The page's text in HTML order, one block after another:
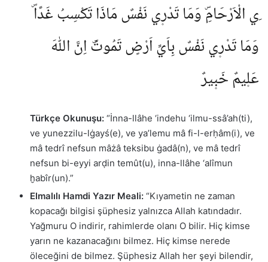
ِي الْاَرْحَامِۜ وَمَا تَدْر۪ي نَفْسٌ مَاذَا تَكْسِبُ غَدًاۜ
وَمَا تَدْر۪ي نَفْسٌ بِاَيِّ اَرْضٍ تَمُوتُۜ اِنَّ اللّٰهَ
عَل۪يمٌ خَب۪يرٌ
Türkçe Okunuşu: “İnna-llâhe ‘indehu ‘ilmu-ssâ’ah(ti),
ve yunezzilu-lġayś(e), ve ya’lemu mâ fi-l-erḥâm(i), ve
mâ tedrî nefsun mâżâ teksibu ġadâ(n), ve mâ tedrî
nefsun bi-eyyi arḍin temût(u), inna-llâhe ‘alîmun
ḫabîr(un).”
Elmalılı Hamdi Yazır Meali: “Kıyametin ne zaman
kopacağı bilgisi şüphesiz yalnızca Allah katındadır.
Yağmuru O indirir, rahimlerde olanı O bilir. Hiç kimse
yarın ne kazanacağını bilmez. Hiç kimse nerede
öleceğini de bilmez. Şüphesiz Allah her şeyi bilendir,